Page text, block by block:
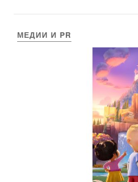
МЕДИИ И PR